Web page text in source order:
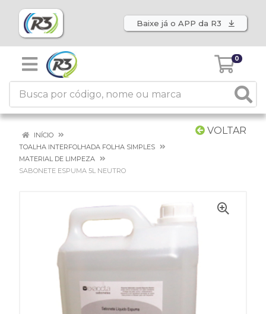
Baixe já o APP da R3
0
VOLTAR
INÍCIO
TOALHA INTERFOLHADA FOLHA SIMPLES
MATERIAL DE LIMPEZA
SABONETE ESPUMA 5L NEUTRO